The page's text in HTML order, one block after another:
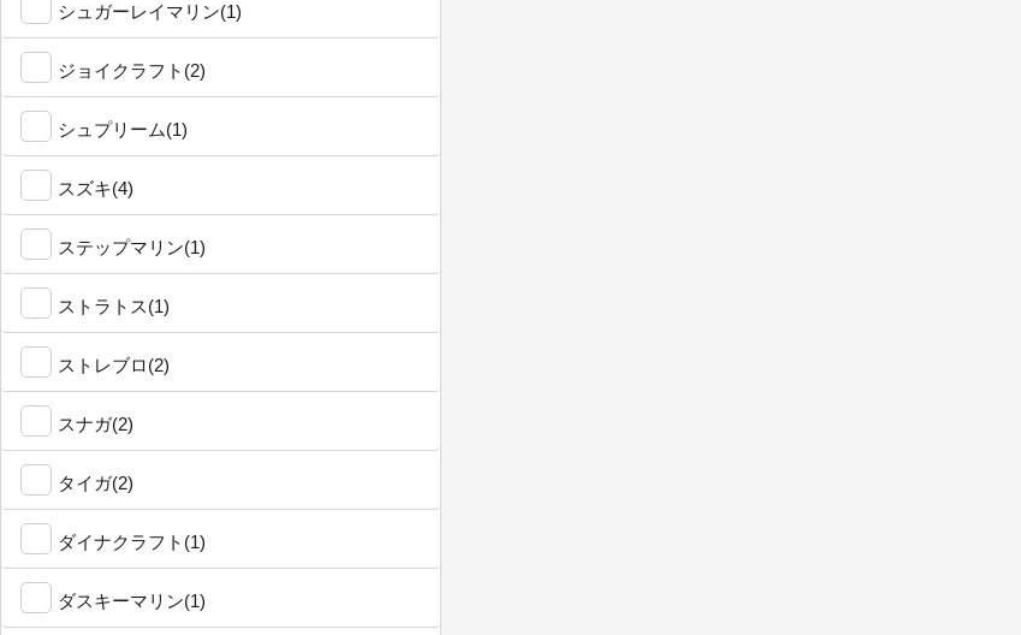
シュガーレイマリン(1)
ジョイクラフト(2)
シュプリーム(1)
スズキ(4)
ステップマリン(1)
ストラトス(1)
ストレブロ(2)
スナガ(2)
タイガ(2)
ダイナクラフト(1)
ダスキーマリン(1)